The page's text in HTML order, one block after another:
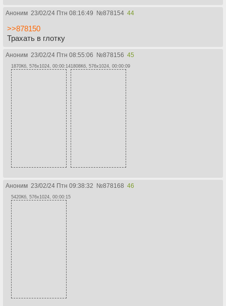
Аноним 23/02/24 Птн 08:16:49 №878154 44
>>878150
Трахать в глотку
Аноним 23/02/24 Птн 08:55:06 №878156 45
1870Кб, 576x1024, 00:00:141808Кб, 576x1024, 00:00:09
Аноним 23/02/24 Птн 09:38:32 №878168 46
5420Кб, 576x1024, 00:00:15